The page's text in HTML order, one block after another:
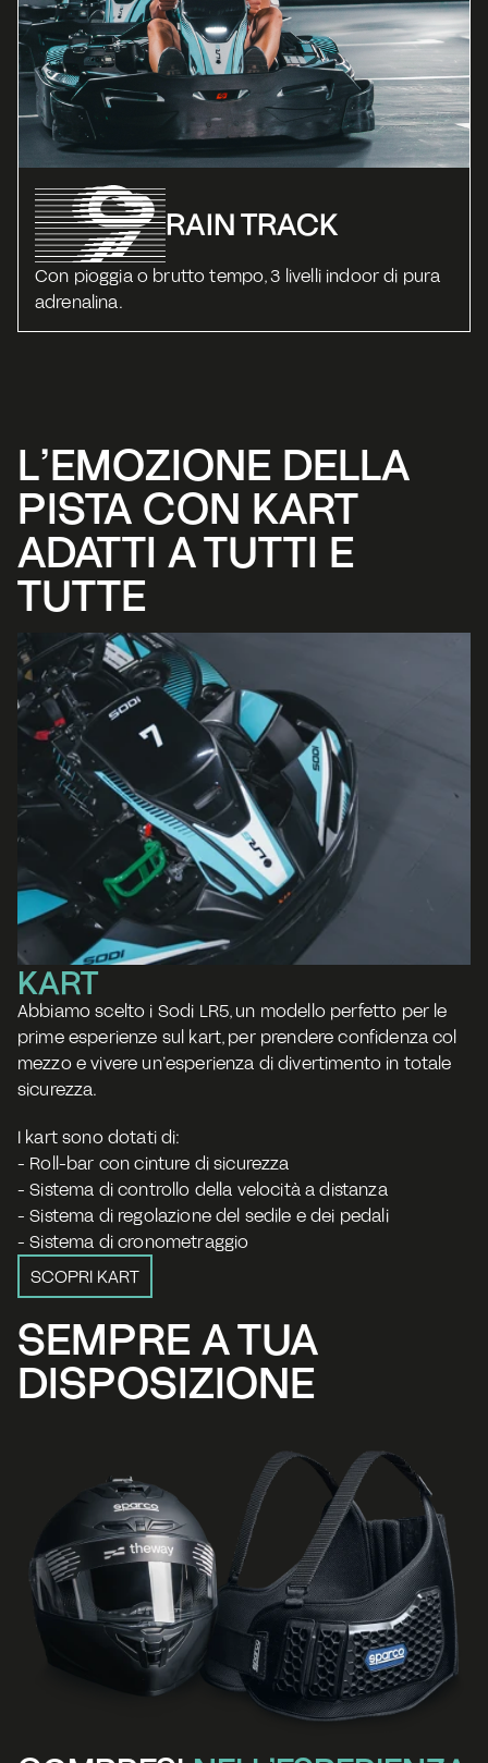
RAIN TRACK
Con pioggia o brutto tempo, 3 livelli indoor di pura
adrenalina.
L’EMOZIONE DELLA
PISTA CON KART
ADATTI A TUTTI E
TUTTE
KART
Abbiamo scelto i Sodi LR5, un modello perfetto per le
prime esperienze sul kart, per prendere confidenza col
mezzo e vivere un’esperienza di divertimento in totale
sicurezza.
I kart sono dotati di:
- Roll-bar con cinture di sicurezza
- Sistema di controllo della velocità a distanza
- Sistema di regolazione del sedile e dei pedali
- Sistema di cronometraggio
SCOPRI KART
SEMPRE A TUA
DISPOSIZIONE